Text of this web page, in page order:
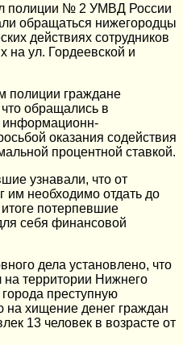
полиции № 2 УМВД России
обращаться нижегородцы
действиях сотрудников
на ул. Гордеевской и
полиции граждане
обращались в
оказания содействия
процентной ставкой.
узнавали, что от
им необходимо отдать до
потерпевшие
себя финансовой
дела установлено, что
на территории Нижнего
преступную
на хищение денег граждан
13 человек в возрасте от